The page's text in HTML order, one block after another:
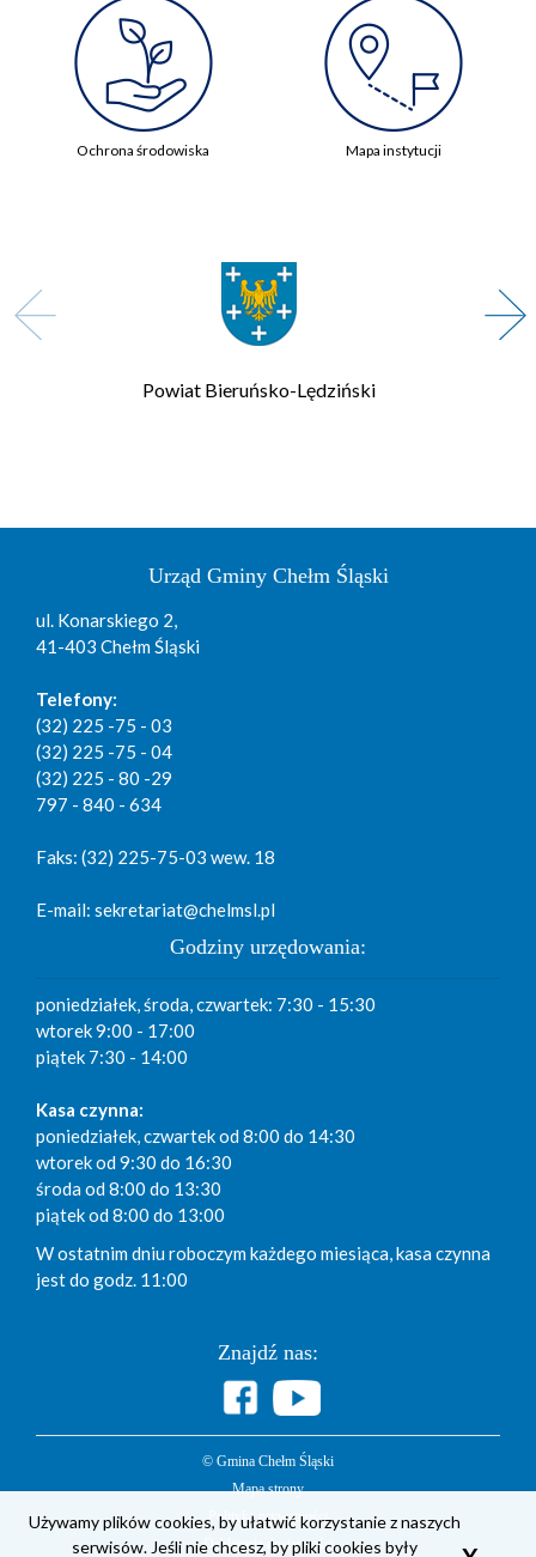
Ochrona środowiska Mapa instytucji
Zarząd Transportu Metropolitalnego
Urząd Gminy Chełm Śląski
ul. Konarskiego 2,
41-403 Chełm Śląski
Telefony:
(32) 225 -75 - 03
(32) 225 -75 - 04
(32) 225 - 80 -29
797 - 840 - 634
Faks: (32) 225-75-03 wew. 18
E-mail: sekretariat@chelmsl.pl
Godziny urzędowania:
poniedziałek, środa, czwartek: 7:30 - 15:30
wtorek 9:00 - 17:00
piątek 7:30 - 14:00
Kasa czynna:
poniedziałek, czwartek od 8:00 do 14:30
wtorek od 9:30 do 16:30
środa od 8:00 do 13:30
piątek od 8:00 do 13:00
W ostatnim dniu roboczym każdego miesiąca, kasa czynna
jest do godz. 11:00
Znajdź nas:
© Gmina Chełm Śląski
Mapa strony
Polityka prywatności
Deklaracja dostępności
Używamy plików cookies, by ułatwić korzystanie z naszych
serwisów. Jeśli nie chcesz, by pliki cookies były